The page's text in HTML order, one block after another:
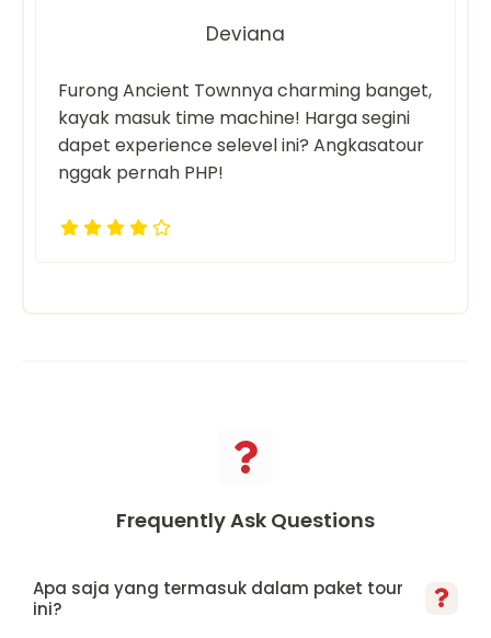
Deviana
Furong Ancient Townnya charming banget,
kayak masuk time machine! Harga segini
dapet experience selevel ini? Angkasatour
nggak pernah PHP!
Frequently Ask Questions
Apa saja yang termasuk dalam paket tour
ini?